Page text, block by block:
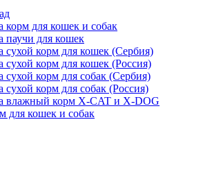
корм для кошек и собак
паучи для кошек
сухой корм для кошек (Сербия)
сухой корм для кошек (Россия)
сухой корм для собак (Сербия)
сухой корм для собак (Россия)
влажный корм X-CAT и X-DOG
для кошек и собак